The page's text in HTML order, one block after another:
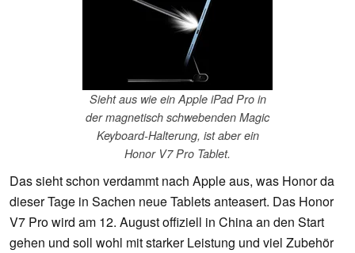
Sieht aus wie ein Apple iPad Pro in
der magnetisch schwebenden Magic
Keyboard-Halterung, ist aber ein
Honor V7 Pro Tablet.
Das sieht schon verdammt nach Apple aus, was Honor da
dieser Tage in Sachen neue Tablets anteasert. Das Honor
V7 Pro wird am 12. August offiziell in China an den Start
gehen und soll wohl mit starker Leistung und viel Zubehör